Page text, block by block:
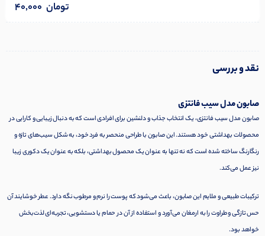
40,000 تومان
نقد و بررسی
صابون مدل سیب فانتزی
صابون مدل سیب فانتزی، یک انتخاب جذاب و دلنشین برای افرادی است که به دنبال زیبایی و کارایی در
محصولات بهداشتی خود هستند. این صابون با طراحی منحصر به فرد خود، به شکل سیب‌های تازه و
رنگارنگ ساخته شده است که نه تنها به عنوان یک محصول بهداشتی، بلکه به عنوان یک دکوری زیبا
نیز عمل می‌کند.
ترکیبات طبیعی و ملایم این صابون، باعث می‌شود که پوست را نرم و مرطوب نگه دارد. عطر خوشایند آن
حس تازگی و طراوت را به ارمغان می‌آورد و استفاده از آن در حمام یا دستشویی، تجربه‌ای لذت‌بخش
خواهد بود.